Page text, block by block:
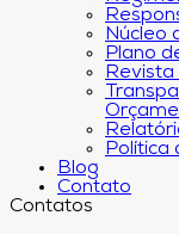
Núcleo
Plano
Revista
Política
Blog
Contato
Contatos